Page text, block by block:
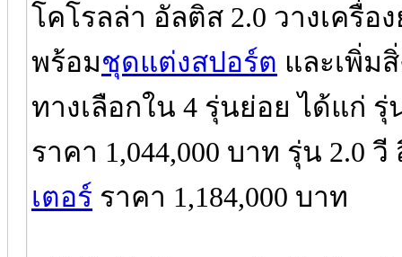
โคโรลล่า อัลติส 2.0 วางเครื่
พร้อมชุดแต่งสปอร์ต และเพิ่ม
ทางเลือกใน 4 รุ่นย่อย ได้แก่ รุ่
ราคา 1,044,000 บาท รุ่น 2.0
เตอร์ ราคา 1,184,000 บาท